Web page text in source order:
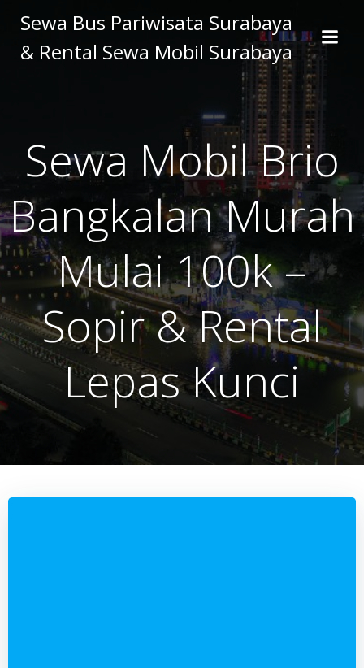
to
content
Sewa Bus Pariwisata Surabaya
& Rental Sewa Mobil Surabaya
Sewa Mobil Brio
Bangkalan Murah
Mulai 100k –
Sopir & Rental
Lepas Kunci